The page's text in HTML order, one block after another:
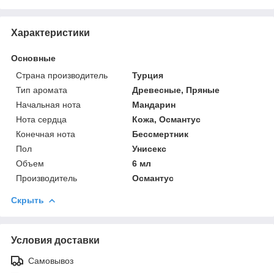
Характеристики
Основные
Страна производитель
Турция
Тип аромата
Древесные, Пряные
Начальная нота
Мандарин
Нота сердца
Кожа, Османтус
Конечная нота
Бессмертник
Пол
Унисекс
Объем
6 мл
Производитель
Османтус
Скрыть
Условия доставки
Самовывоз